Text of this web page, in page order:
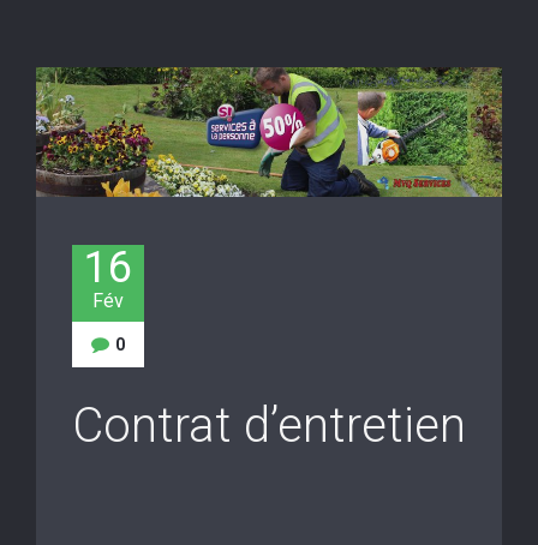
16
Fév
0
Contrat d’entretien